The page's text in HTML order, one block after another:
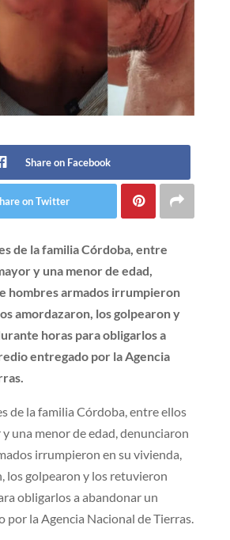
Share on Facebook
on Twitter
de la familia Córdoba, entre
y una menor de edad,
hombres armados irrumpieron
amordazaron, los golpearon y
horas para obligarlos a
entregado por la Agencia
de la familia Córdoba, entre ellos
una menor de edad, denunciaron
irrumpieron en su vivienda,
los golpearon y los retuvieron
obligarlos a abandonar un
por la Agencia Nacional de Tierras.